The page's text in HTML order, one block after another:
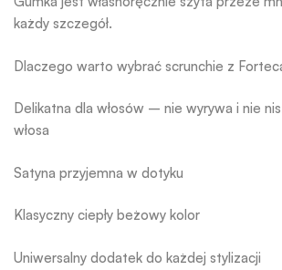
każdy szczegół.
Dlaczego warto wybrać scrunchie z
Delikatna dla włosów – nie wyrywa i nie
włosa
Satyna przyjemna w dotyku
Klasyczny ciepły beżowy kolor
Uniwersalny dodatek do każdej stylizacji